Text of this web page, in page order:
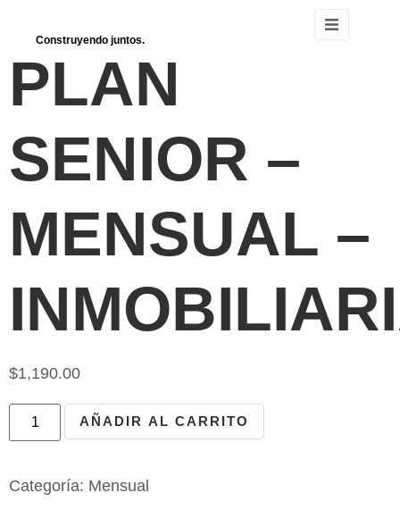
Construyendo juntos.
PLAN
SENIOR –
MENSUAL –
$1,190.00
AÑADIR AL CARRITO
Categoría: Mensual